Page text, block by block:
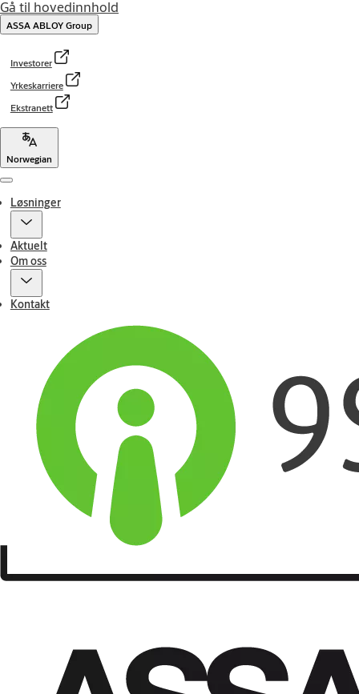
Gå til hovedinnhold
ASSA ABLOY Group
Investorer
Yrkeskarriere
Ekstranett
Norwegian
Menu
Løsninger
Aktuelt
Om oss
Kontakt